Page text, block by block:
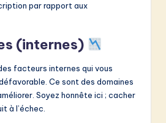
par rapport aux
(internes)
facteurs internes qui vous
Ce sont des domaines
Soyez honnête ici ; cacher
à l’échec.